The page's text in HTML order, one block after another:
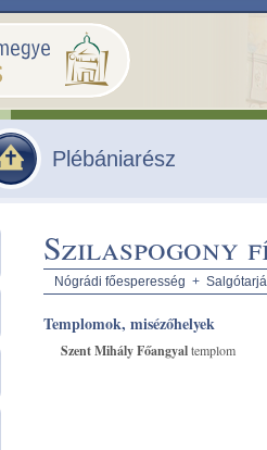
Plébániarész
Szilaspogony
Nógrádi főesperesség +
Templomok, misézőhelyek
Szent Mihály Főangyaltemplom